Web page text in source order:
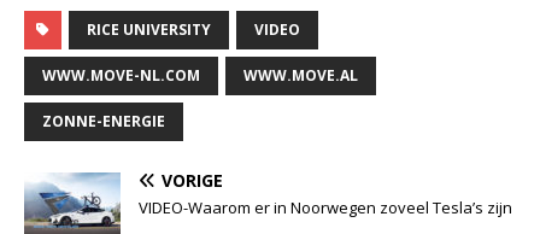
RICE UNIVERSITY VIDEO
WWW.MOVE-NL.COM WWW.MOVE.AL
ZONNE-ENERGIE
VORIGE
VIDEO-Waarom er in Noorwegen zoveel Tesla’s zijn